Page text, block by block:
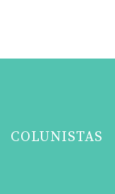
COLUNISTAS